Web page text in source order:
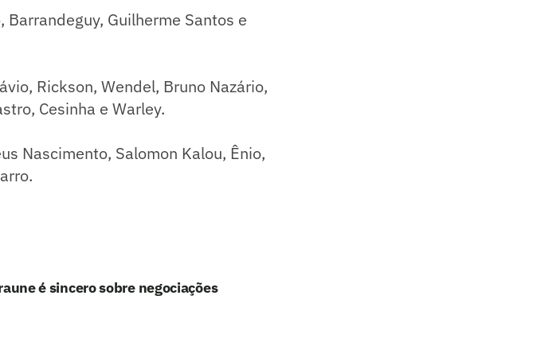
Barrandeguy, Guilherme Santos e
Rickson, Wendel, Bruno Nazário,
Cesinha e Warley.
Nascimento, Salomon Kalou, Ênio,
é sincero sobre negociações